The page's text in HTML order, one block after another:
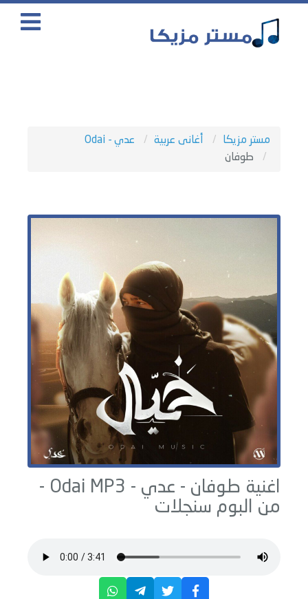
مستر مزيكا أغانى عربية
عدي - Odai
طوفان
اغنية طوفان - عدي - Odai
MP3 -
من البوم سنجلات